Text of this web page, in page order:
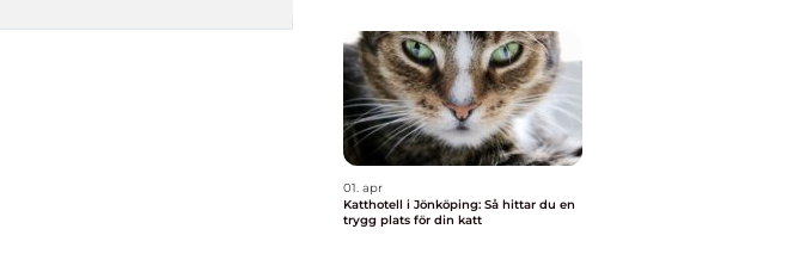
01. apr
Katthotell i Jönköping: Så hittar du en
trygg plats för din katt